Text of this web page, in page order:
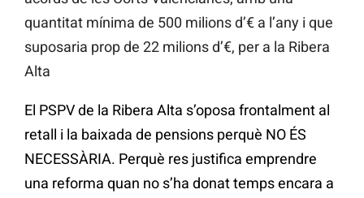
quantitat mínima de 500 milions d’€ a l’any i que
suposaria prop de 22 milions d’€, per a la Ribera
Alta
El PSPV de la Ribera Alta s’oposa frontalment al
retall i la baixada de pensions perquè NO ÉS
NECESSÀRIA. Perquè res justifica emprendre
una reforma quan no s’ha donat temps encara a